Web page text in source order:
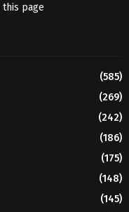
this page
(585)
(269)
(242)
(186)
(175)
(148)
(145)